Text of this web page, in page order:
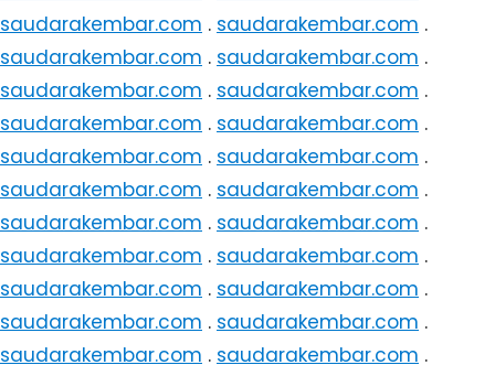
saudarakembar.com . saudarakembar.com .
saudarakembar.com . saudarakembar.com .
saudarakembar.com . saudarakembar.com .
saudarakembar.com . saudarakembar.com .
saudarakembar.com . saudarakembar.com .
saudarakembar.com . saudarakembar.com .
saudarakembar.com . saudarakembar.com .
saudarakembar.com . saudarakembar.com .
saudarakembar.com . saudarakembar.com .
saudarakembar.com . saudarakembar.com .
saudarakembar.com . saudarakembar.com .